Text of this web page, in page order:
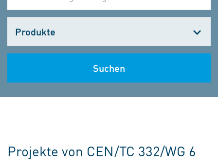
wählen
Suchen
Projekte von CEN/TC 332/WG 6